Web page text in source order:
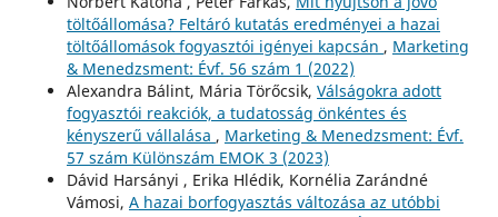
töltőállomása? Feltáró kutatás eredményei a hazai
töltőállomások fogyasztói igényei kapcsán , Marketing
& Menedzsment: Évf. 56 szám 1 (2022)
Alexandra Bálint, Mária Törőcsik, Válságokra adott
fogyasztói reakciók, a tudatosság önkéntes és
kényszerű vállalása , Marketing & Menedzsment: Évf.
57 szám Különszám EMOK 3 (2023)
Dávid Harsányi , Erika Hlédik, Kornélia Zarándné
Vámosi, A hazai borfogyasztás változása az utóbbi